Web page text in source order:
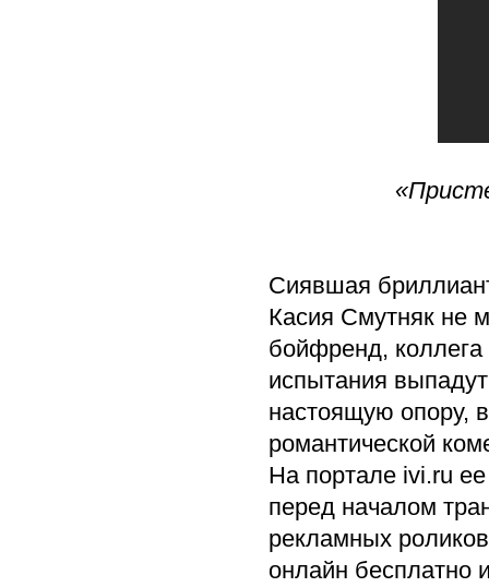
Сиявшая
Касия Смутняк не
бойфренд, коллега
испытания
настоящую опору,
романтической
На портале ivi.ru
перед началом
рекламных
онлайн бесплатно